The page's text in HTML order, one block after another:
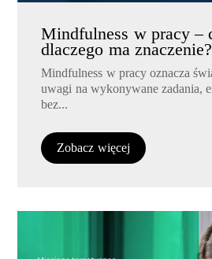
Mindfulness w pracy –
dlaczego ma znaczenie?
Mindfulness w pracy oznacza
uwagi na wykonywane zadania,
bez...
Zobacz więcej